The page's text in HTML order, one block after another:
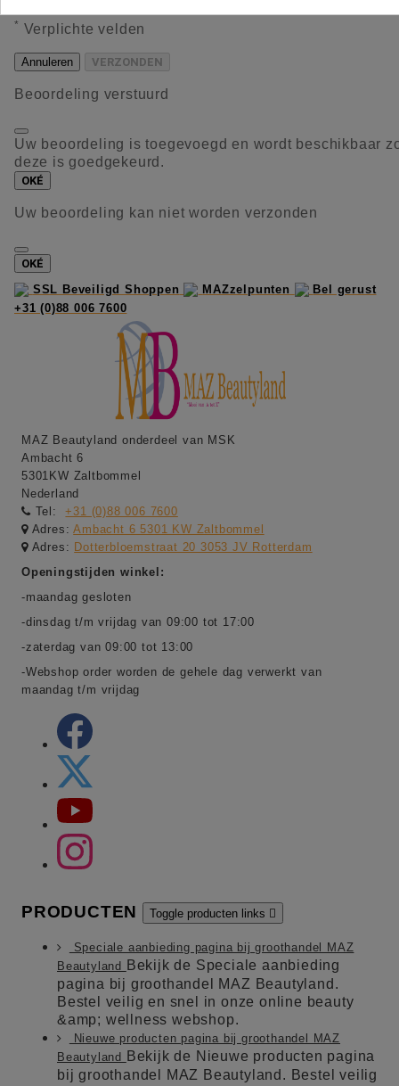
* Verplichte velden
Annuleren VERZONDEN
Beoordeling verstuurd
Uw beoordeling is toegevoegd en wordt beschikbaar
deze is goedgekeurd.
OKÉ
Uw beoordeling kan niet worden verzonden
OKÉ
SSL Beveiligd Shoppen
MAZzelpunten
Bel gerust
+31 (0)88 006 7600
MAZ Beautyland onderdeel van MSK
Ambacht 6
5301KW Zaltbommel
Nederland
Tel:
+31 (0)88 006 7600
Adres:Ambacht 6 5301 KW Zaltbommel
Adres: Dotterbloemstraat 20 3053 JV Rotterdam
Openingstijden winkel:
-maandag gesloten
-dinsdag t/m vrijdag van 09:00 tot 17:00
-zaterdag van 09:00 tot 13:00
-Webshop order worden de gehele dag verwerkt van
maandag t/m vrijdag
PRODUCTEN Toggle producten links 
Speciale aanbieding pagina bij groothandel MAZ
Beautyland
Bekijk de Speciale aanbieding
pagina bij groothandel MAZ Beautyland.
Bestel veilig en snel in onze online beauty
&amp; wellness webshop.
Nieuwe producten pagina bij groothandel MAZ
Beautyland
Bekijk de Nieuwe producten pagina
bij groothandel MAZ Beautyland. Bestel veilig